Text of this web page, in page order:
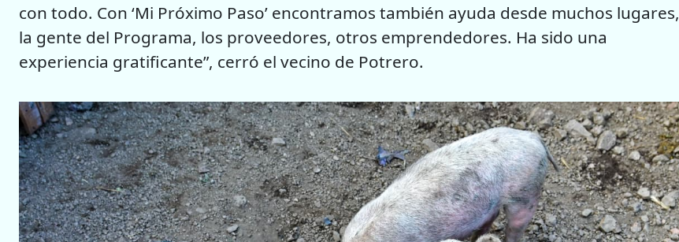
con todo. Con ‘Mi Próximo Paso’ encontramos también ayuda desde muchos lugares,
la gente del Programa, los proveedores, otros emprendedores. Ha sido una
experiencia gratificante”, cerró el vecino de Potrero.